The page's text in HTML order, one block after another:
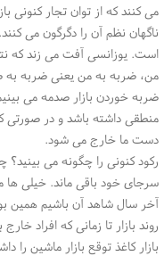
می کنند که از توان تجار کنونی
ناگهان نظم آن را دگرگون می
است. یوزانسی آفت می زند که
من، ضربه به من یعنی ضربه
ضربه خوردن بازار صدمه می
منطقی داشته باشد و در صورتی
دست ما خارج می شود.
رکود کنونی را چگونه می بینید؟
سرجای خود باقی ماند. خیلی ها
آخر سال شاهد آن باشیم همین
روند بازار تا زمانی که افراد
بازار کاغذ توقع بازار ماشین را